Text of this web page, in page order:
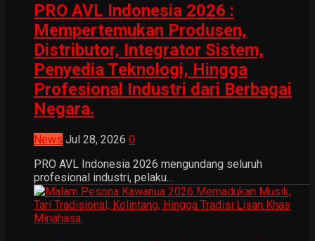
PRO AVL Indonesia 2026 :
Mempertemukan Produsen,
Distributor, Integrator Sistem,
Penyedia Teknologi, Hingga
Profesional Industri dari Berbagai
Negara.
News Jul 28, 2026 0
PRO AVL Indonesia 2026 mengundang seluruh
profesional industri, pelaku...